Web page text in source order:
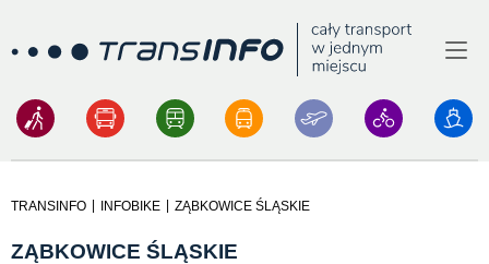
Logo Menu
TRANSINFO INFOBIKE ZĄBKOWICE ŚLĄSKIE
ZĄBKOWICE ŚLĄSKIE